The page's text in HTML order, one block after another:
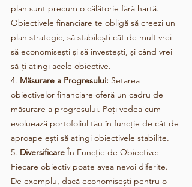
plan sunt precum o călătorie fără hartă.
Obiectivele financiare te obligă să creezi un
plan strategic, să stabilești cât de mult vrei
să economisești și să investești, și când vrei
să-ți atingi acele obiective.
4. Măsurare a Progresului: Setarea
obiectivelor financiare oferă un cadru de
măsurare a progresului. Poți vedea cum
evoluează portofoliul tău în funcție de cât de
aproape ești să atingi obiectivele stabilite.
5. Diversificare În Funcție de Obiective:
Fiecare obiectiv poate avea nevoi diferite.
De exemplu, dacă economisești pentru o